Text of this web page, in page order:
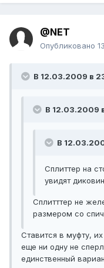
@NET
Опубликовано
В 12.03.2009 в
В 12.03.2009
В
Сплиттер на
увидят
Сплитттер не
размером со
Ставится в муфту,
еще ни одну не
единственный